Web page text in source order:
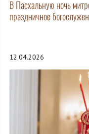
В Пасхальную ночь
праздничное
12.04.2026